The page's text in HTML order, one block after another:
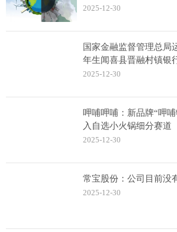
2025-12-30
国家金融监督管理总局
年生闻喜县晋融村镇银
事、董事长
2025-12-30
呷哺呷哺：新品牌“呷
入自选小火锅细分赛道
2025-12-30
常宝股份：公司目前没
2025-12-30